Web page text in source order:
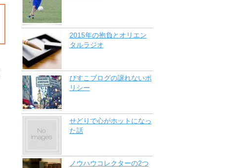
2015年の抱負とオリエン
タルラジオ
びすこブログの譲れないポ
リシー
せどりで心がホットになっ
た話
ノウハウコレクターの2つ